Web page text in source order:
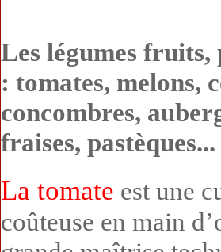
Les légumes fruits,
: tomates, melons,
concombres,
fraises, pastèques...
La tomate est une
coûteuse en main